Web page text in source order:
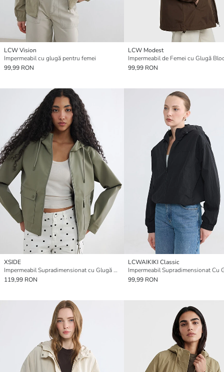
LCW Vision
Impermeabil cu glugă pentru femei
99,99 RON
LCW Modest
99,99 RON
XSIDE
Impermeabil Supradimensionat cu Glugă de Femei
119,99 RON
LCWAIKIKI Classic
99,99 RON